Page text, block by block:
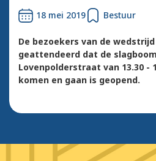
18 mei 2019 Bestuur
De bezoekers van de
geattendeerd dat de
Lovenpolderstraat van 13.30 -
komen en gaan is geopend.